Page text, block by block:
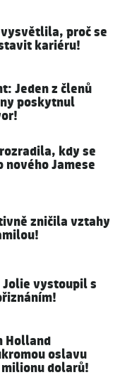
proč se
kariéru!
Jeden z členů
poskytnul
kdy se
nového Jamese
zničila vztahy
vystoupil s
Holland
oslavu
dolarů!